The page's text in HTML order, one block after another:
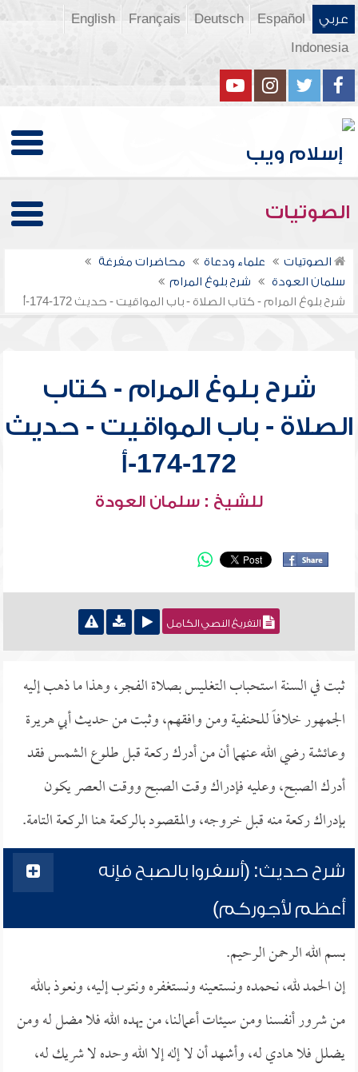
عربي Español
Deutsch
Français
English
Indonesia
الصوتيات
الصوتيات علماء ودعاة
محاضرات مفرغة
سلمان العودة
شرح بلوغ المرام
شرح بلوغ المرام - كتاب الصلاة - باب المواقيت - حديث 172-174-أ
شرح بلوغ المرام - كتاب
الصلاة - باب المواقيت - حديث
172-174-أ
للشيخ : سلمان العودة
التفريغ النصي الكامل
ثبت في السنة استحباب التغليس بصلاة الفجر، وهذا ما ذهب إليه
الجمهور خلافاً للحنفية ومن وافقهم، وثبت من حديث أبي هريرة
وعائشة رضي الله عنهما أن من أدرك ركعة قبل طلوع الشمس فقد
أدرك الصبح، وعليه فإدراك وقت الصبح ووقت العصر يكون
بإدراك ركعة منه قبل خروجه، والمقصود بالركعة هنا الركعة التامة.
شرح حديث: (أسفروا بالصبح فإنه
أعظم لأجوركم)
بسم الله الرحمن الرحيم.
إن الحمد لله، نحمده ونستعينه ونستغفره ونتوب إليه، ونعوذ بالله
من شرور أنفسنا ومن سيئات أعمالنا، من يهده الله فلا مضل له ومن
يضلل فلا هادي له، وأشهد أن لا إله إلا الله وحده لا شريك له،